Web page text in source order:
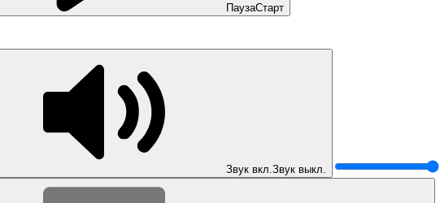
ПаузаСтарт
Звук вкл. Звук выкл.